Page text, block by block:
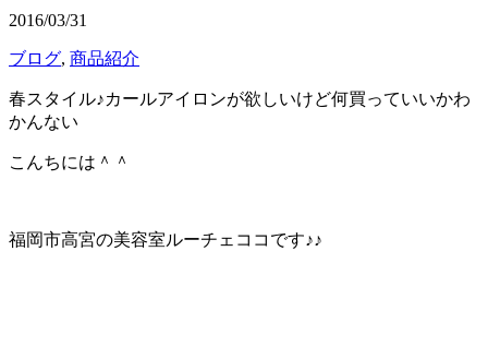
2016/03/31
ブログ, 商品紹介
春スタイル♪カールアイロンが欲しいけど何買っていいかわ
かんない
こんちには＾＾
福岡市高宮の美容室ルーチェココです♪♪